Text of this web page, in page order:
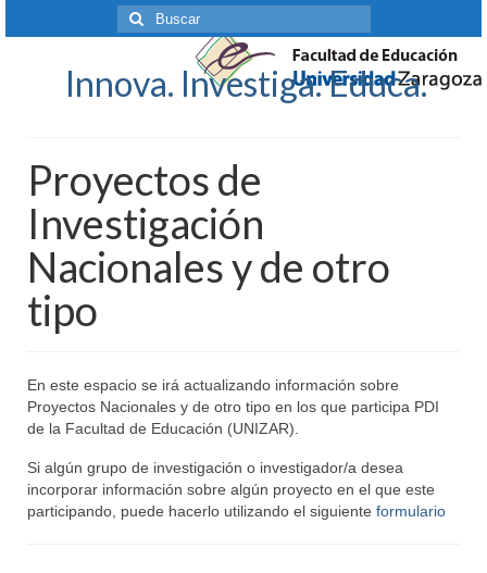
Buscar
por:
Innova. Investiga. Educa.
Proyectos de
Investigación
Nacionales y de otro
tipo
En este espacio se irá actualizando información sobre
Proyectos Nacionales y de otro tipo en los que participa PDI
de la Facultad de Educación (UNIZAR).
Si algún grupo de investigación o investigador/a desea
incorporar información sobre algún proyecto en el que este
participando, puede hacerlo utilizando el siguiente formulario